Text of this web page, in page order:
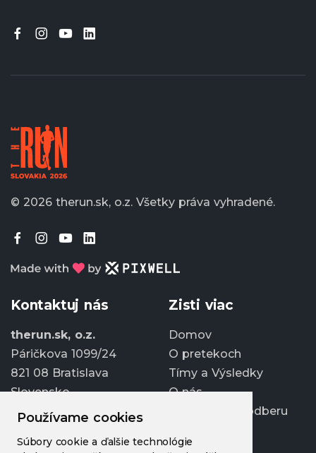
Používame cookies
Súbory cookie a ďalšie technológie
© 2026 therun.sk, o.z. Všetky práva vyhradené.
Kontaktuj nás
therun.sk, o.z.
Páričkova 1099/24
821 08 Bratislava
Slovensko
info@therun.sk
+421 907 807 363
Zisti viac
Domov
O pretekoch
Tímy a Výsledky
O nás
Prihlásiť sa k odberu